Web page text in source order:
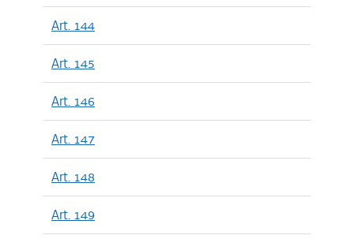
Art. 144
Art. 145
Art. 146
Art. 147
Art. 148
Art. 149